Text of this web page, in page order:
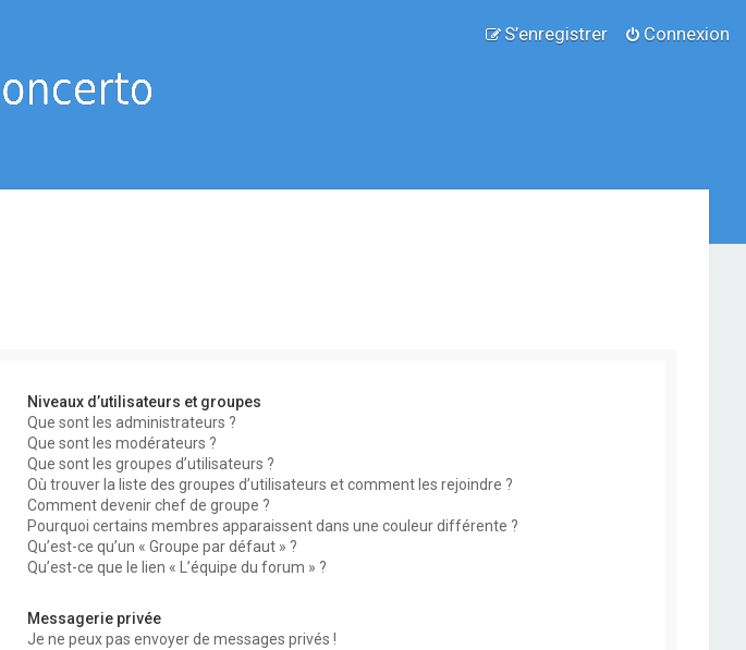
Connexion
S’enregistrer
Niveaux d’utilisateurs et groupes
Que sont les administrateurs ?
Que sont les modérateurs ?
Que sont les groupes d’utilisateurs ?
Où trouver la liste des groupes d’utilisateurs et comment les rejoindre ?
Comment devenir chef de groupe ?
Pourquoi certains membres apparaissent dans une couleur différente ?
Qu’est-ce qu’un « Groupe par défaut » ?
Qu’est-ce que le lien « L’équipe du forum » ?
Messagerie privée
Je ne peux pas envoyer de messages privés !